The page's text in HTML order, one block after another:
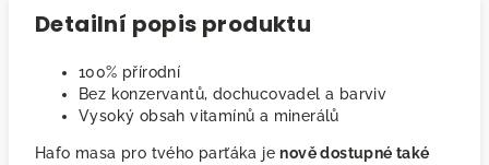
Detailní popis produktu
100% přírodní
Bez konzervantů, dochucovadel a barviv
Vysoký obsah vitamínů a minerálů
Hafo masa pro tvého parťáka jenově dostupné také